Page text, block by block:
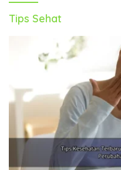
Tips Sehat